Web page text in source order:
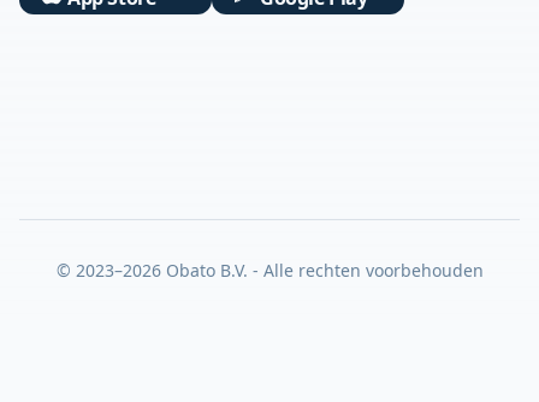
© 2023–2026 Obato B.V. - Alle rechten voorbehouden